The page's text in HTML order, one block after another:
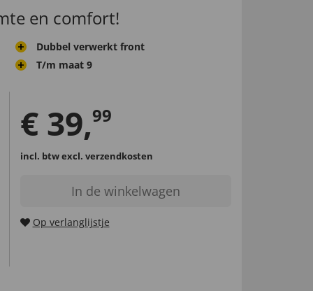
en comfort!
Dubbel verwerkt front
T/m maat 9
€ 39,99
incl. btwexcl. verzendkosten
In de winkelwagen
Op verlanglijstje